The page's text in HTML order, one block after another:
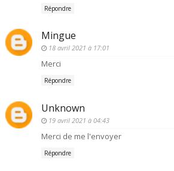
Répondre
Mingue
18 avril 2021 à 17:01
Merci
Répondre
Unknown
19 avril 2021 à 04:43
Merci de me l'envoyer
Répondre